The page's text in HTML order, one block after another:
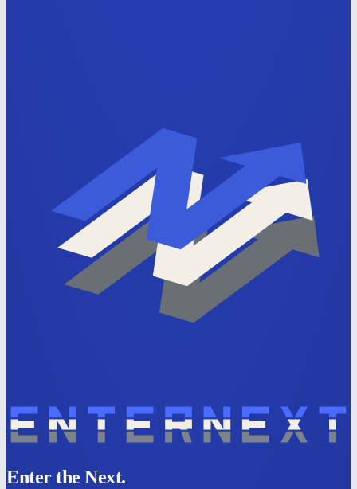
Enter the Next.